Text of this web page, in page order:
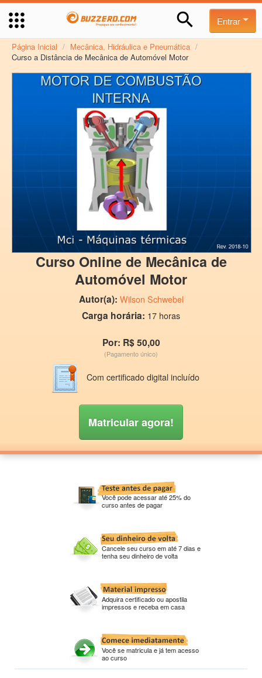
Entrar
Página Inicial / Mecânica, Hidráulica e Pneumática /
Curso a Distância de Mecânica de Automóvel Motor
Curso Online de Mecânica de
Automóvel Motor
Autor(a): Wilson Schwebel
Carga horária: 17 horas
Por: R$ 50,00
(Pagamento único)
Com certificado digital incluído
Matricular agora!
Você pode acessar até 25% do
curso antes de pagar
Cancele seu curso em até 7 dias e
tenha seu dinheiro de volta
Adquira certificado ou apostila
impressos e receba em casa
Você se matricula e já tem acesso
ao curso